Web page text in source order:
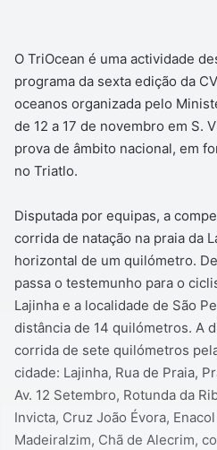
O TriOcean é uma actividade
programa da sexta edição da
oceanos organizada pelo
de 12 a 17 de novembro em S.
prova de âmbito nacional, em
no Triatlo.
Disputada por equipas, a
corrida de natação na praia da
horizontal de um quilómetro.
passa o testemunho para o
Lajinha e a localidade de São
distância de 14 quilómetros. A
corrida de sete quilómetros
cidade: Lajinha, Rua de Praia,
Av. 12 Setembro, Rotunda da
Invicta, Cruz João Évora,
Madeiralzim, Chã de Alecrim,